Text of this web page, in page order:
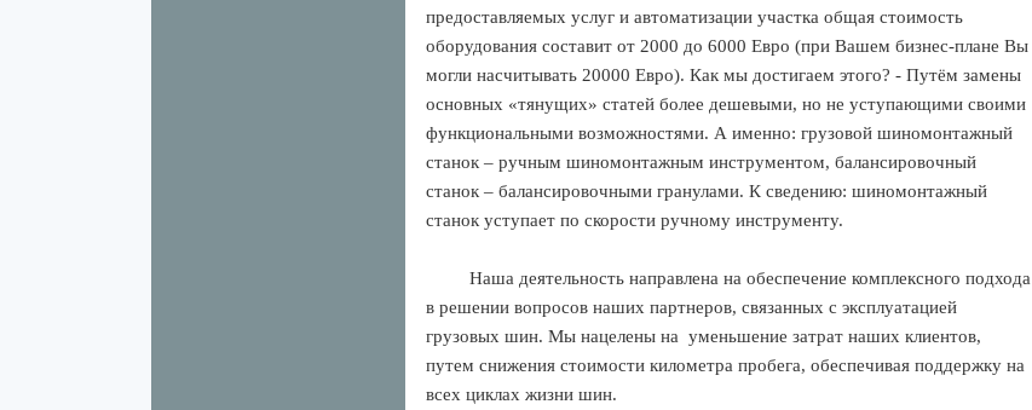
предоставляемых услуг и автоматизации участка общая стоимость
оборудования составит от 2000 до 6000 Евро (при Вашем бизнес-плане Вы
могли насчитывать 20000 Евро). Как мы достигаем этого? - Путём замены
основных «тянущих» статей более дешевыми, но не уступающими своими
функциональными возможностями. А именно: грузовой шиномонтажный
станок – ручным шиномонтажным инструментом, балансировочный
станок – балансировочными гранулами. К сведению: шиномонтажный
станок уступает по скорости ручному инструменту.
Наша деятельность направлена на обеспечение комплексного подхода
в решении вопросов наших партнеров, связанных с эксплуатацией
грузовых шин. Мы нацелены на уменьшение затрат наших клиентов,
путем снижения стоимости километра пробега, обеспечивая поддержку на
всех циклах жизни шин.